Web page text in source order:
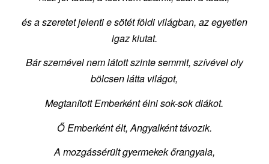
és a szeretet jelenti e sötét földi világban, az egyetlen
igaz kiutat.
Bár szemével nem látott szinte semmit, szívével oly
bölcsen látta világot,
Megtanított Emberként élni sok-sok diákot.
Ő Emberként élt, Angyalként távozik.
A mozgássérült gyermekek őrangyala,